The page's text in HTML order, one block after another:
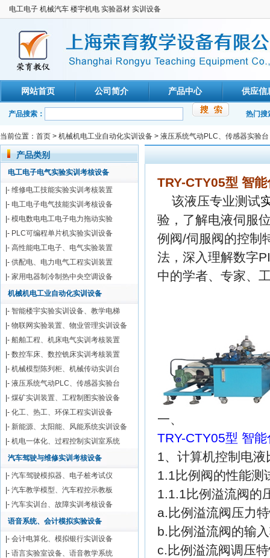
电工电子 机械汽车 楼宇机电 实验器材 实训设备
网站首页 公司简介 产品中心 供应信
产品搜索： 热门搜
当前位置： 首页 > 机械机电工业自动化实训设备 > 液压系统气动PLC、传感器实验台
TRY-CTY05型 智
该液压专业测试
验，了解电液伺服
例阀/伺服阀的控制
法，深入理解数字
中的学者、专家、
一、
TRY-CTY05型 智
1、计算机控制电
1.1比例阀的性能测
1.1.1比例溢流阀的
a.比例溢流阀压力
b.比例溢流阀的输
c.比例溢流阀调压
产品类别
电工电子电气实验实训考核设备
|- 维修电工技能实验实训考核装置
|- 电工电子电气技能实训考核设备
|- 模电数电电工电子电力拖动实验
|- PLC可编程单片机实验实训设备
|- 高性能电工电子、电气实验装置
|- 供配电、电力电气工程实训装置
|- 家用电器制冷制热中央空调设备
机械机电工业自动化实训设备
|- 智能楼宇实验实训设备、教学电梯
|- 物联网实验装置、物业管理实训设备
|- 船舶工程、机床电气实训考核装置
|- 数控车床、数控铣床实训考核装置
|- 机械模型陈列柜、机械传动实训台
|- 液压系统气动PLC、传感器实验台
|- 煤矿实训装置、工程制图实验设备
|- 化工、热工、环保工程实训设备
|- 新能源、太阳能、风能系统实训设备
|- 机电一体化、过程控制实训室系统
汽车驾驶与维修实训考核设备
|- 汽车驾驶模拟器、电子桩考试仪
|- 汽车教学模型、汽车程控示教板
|- 汽车实训台、故障实训考核设备
语音系统、会计模拟实验设备
|- 会计电算化、模拟银行实训设备
|- 语言实验室设备、语音教学系统